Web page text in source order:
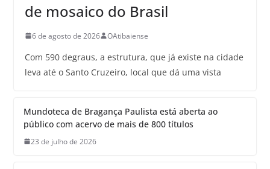
de mosaico do Brasil
6 de agosto de 2026 OAtibaiense
Com 590 degraus, a estrutura, que já existe na cidade
leva até o Santo Cruzeiro, local que dá uma vista
Mundoteca de Bragança Paulista está aberta ao
público com acervo de mais de 800 títulos
23 de julho de 2026